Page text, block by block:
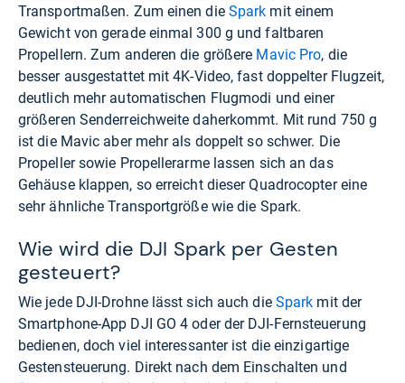
Transportmaßen. Zum einen die Spark mit einem
Gewicht von gerade einmal 300 g und faltbaren
Propellern. Zum anderen die größere Mavic Pro, die
besser ausgestattet mit 4K-Video, fast doppelter Flugzeit,
deutlich mehr automatischen Flugmodi und einer
größeren Senderreichweite daherkommt. Mit rund 750 g
ist die Mavic aber mehr als doppelt so schwer. Die
Propeller sowie Propellerarme lassen sich an das
Gehäuse klappen, so erreicht dieserQuadrocoptereine
sehr ähnliche Transportgröße wie die Spark.
Wie wird die DJI Spark per Gesten
gesteuert?
Wie jede DJI-Drohne lässt sich auch die Spark mit der
Smartphone-App DJI GO 4 oder der DJI-Fernsteuerung
bedienen, doch viel interessanter ist die einzigartige
Gestensteuerung. Direkt nach dem Einschalten und